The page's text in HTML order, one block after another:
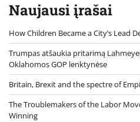
Naujausi įrašai
How Children Became a City’s Lead
Trumpas atšaukia pritarimą
Oklahomos GOP lenktynėse
Britain, Brexit and the spectre of
The Troublemakers of the Labor
Winning